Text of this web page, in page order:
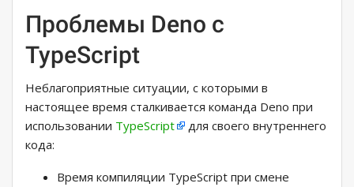
Проблемы Deno с
TypeScript
Неблагоприятные ситуации, с которыми в
настоящее время сталкивается команда Deno при
использовании TypeScript
для своего внутреннего
кода:
Время компиляции TypeScript при смене